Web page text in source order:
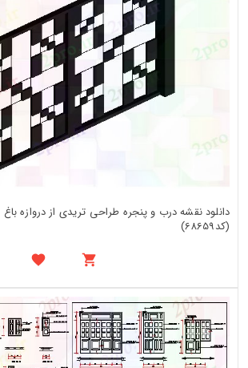
دانلود نقشه درب و پنجره طراحی تریدی از دروازه
(کد68659)